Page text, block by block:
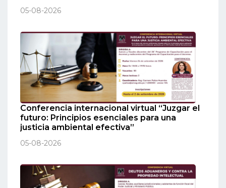
05-08-2026
Conferencia internacional virtual “Juzgar el
futuro: Principios esenciales para una
justicia ambiental efectiva”
05-08-2026